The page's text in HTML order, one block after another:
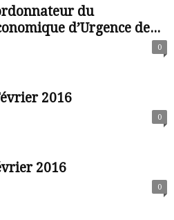
du
d’Urgence de...
0
2016
0
2016
0